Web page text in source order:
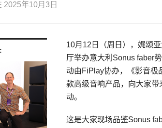
2025年10月3日
10月12日（周日），娓颂
厅举办意大利Sonus faber
动由FiPlay协办，《影音极
款高级音响产品，向大家带
动。
这是大家现场品鉴Sonus